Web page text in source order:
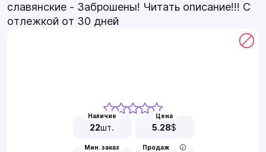
славянские - Заброшены! Читать описание!!! С
отлежкой от 30 дней
Наличие
22шт.
Цена
5.28$
Мин. заказ Продаж